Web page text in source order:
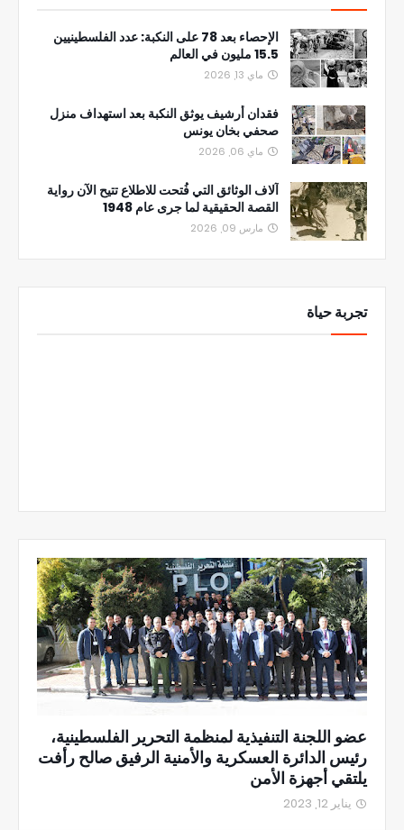
الإحصاء بعد 78 على النكبة: عدد الفلسطينيين
15.5 مليون في العالم
ماي 13, 2026
فقدان أرشيف يوثق النكبة بعد استهداف منزل
صحفي بخان يونس
ماي 06, 2026
آلاف الوثائق التي فُتحت للاطلاع تتيح الآن رواية
القصة الحقيقية لما جرى عام 1948
مارس 09, 2026
تجربة حياة
عضو اللجنة التنفيذية لمنظمة التحرير الفلسطينية،
رئيس الدائرة العسكرية والأمنية الرفيق صالح رأفت
يلتقي أجهزة الأمن
يناير 12, 2023